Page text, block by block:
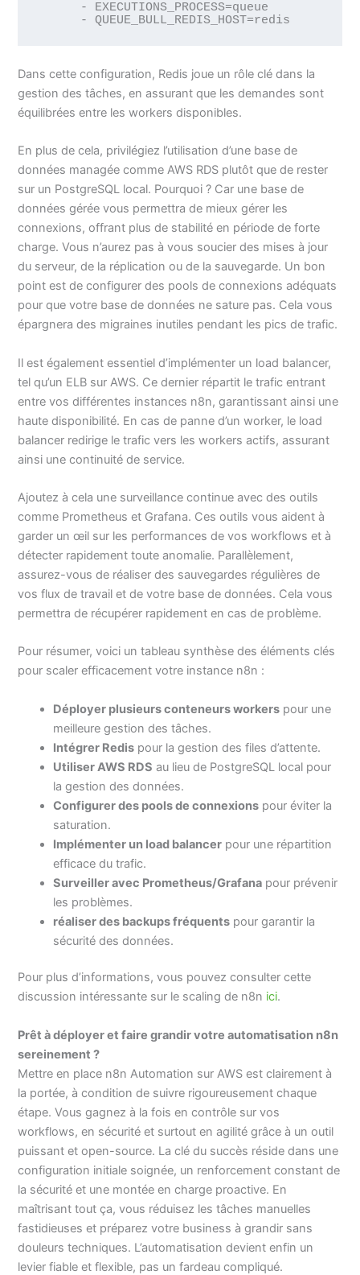
      - QUEUE_BULL_REDIS_HOST=redis
Dans cette configuration, Redis joue un rôle clé dans la
gestion des tâches, en assurant que les demandes sont
équilibrées entre les workers disponibles.
En plus de cela, privilégiez l’utilisation d’une base de
données managée comme AWS RDS plutôt que de rester
sur un PostgreSQL local. Pourquoi ? Car une base de
données gérée vous permettra de mieux gérer les
connexions, offrant plus de stabilité en période de forte
charge. Vous n’aurez pas à vous soucier des mises à jour
du serveur, de la réplication ou de la sauvegarde. Un bon
point est de configurer des pools de connexions adéquats
pour que votre base de données ne sature pas. Cela vous
épargnera des migraines inutiles pendant les pics de trafic.
Il est également essentiel d’implémenter un load balancer,
tel qu’un ELB sur AWS. Ce dernier répartit le trafic entrant
entre vos différentes instances n8n, garantissant ainsi une
haute disponibilité. En cas de panne d’un worker, le load
balancer redirige le trafic vers les workers actifs, assurant
ainsi une continuité de service.
Ajoutez à cela une surveillance continue avec des outils
comme Prometheus et Grafana. Ces outils vous aident à
garder un œil sur les performances de vos workflows et à
détecter rapidement toute anomalie. Parallèlement,
assurez-vous de réaliser des sauvegardes régulières de
vos flux de travail et de votre base de données. Cela vous
permettra de récupérer rapidement en cas de problème.
Pour résumer, voici un tableau synthèse des éléments clés
pour scaler efficacement votre instance n8n :
Déployer plusieurs conteneurs workers pour une
meilleure gestion des tâches.
Intégrer Redis pour la gestion des files d’attente.
Utiliser AWS RDS au lieu de PostgreSQL local pour
la gestion des données.
Configurer des pools de connexions pour éviter la
saturation.
Implémenter un load balancer pour une répartition
efficace du trafic.
Surveiller avec Prometheus/Grafana pour prévenir
les problèmes.
réaliser des backups fréquents pour garantir la
sécurité des données.
Pour plus d’informations, vous pouvez consulter cette
discussion intéressante sur le scaling de n8n ici.
Prêt à déployer et faire grandir votre automatisation n8n
sereinement ?
Mettre en place n8n Automation sur AWS est clairement à
la portée, à condition de suivre rigoureusement chaque
étape. Vous gagnez à la fois en contrôle sur vos
workflows, en sécurité et surtout en agilité grâce à un outil
puissant et open-source. La clé du succès réside dans une
configuration initiale soignée, un renforcement constant de
la sécurité et une montée en charge proactive. En
maîtrisant tout ça, vous réduisez les tâches manuelles
fastidieuses et préparez votre business à grandir sans
douleurs techniques. L’automatisation devient enfin un
levier fiable et flexible, pas un fardeau compliqué.